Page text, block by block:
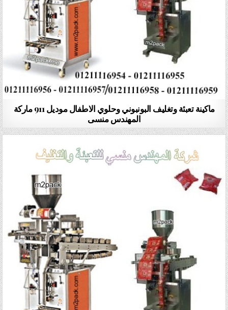
ماكينة تعبئة وتغليف البونبوني وحلوي الاطفال موديل 911 ماركة
المهندس منسى